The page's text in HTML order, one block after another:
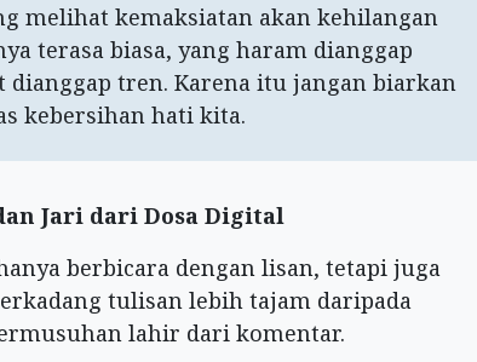
melihat kemaksiatan akan kehilangan
terasa biasa, yang haram dianggap
tren. Karena itu jangan biarkan
kebersihan hati kita.
Jari dari Dosa Digital
berbicara dengan lisan, tetapi juga
tulisan lebih tajam daripada
lahir dari komentar.